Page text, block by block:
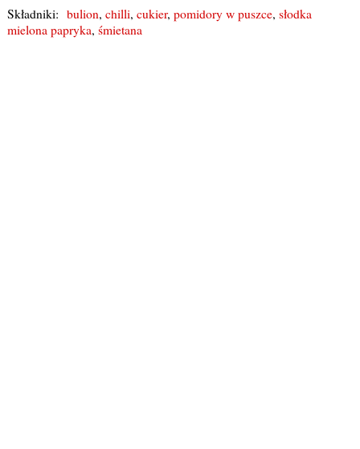
Składniki: bulion, chilli, cukier, pomidory w puszce, słodka
mielona papryka, śmietana